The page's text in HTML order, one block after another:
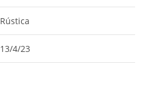
Rústica
13/4/23